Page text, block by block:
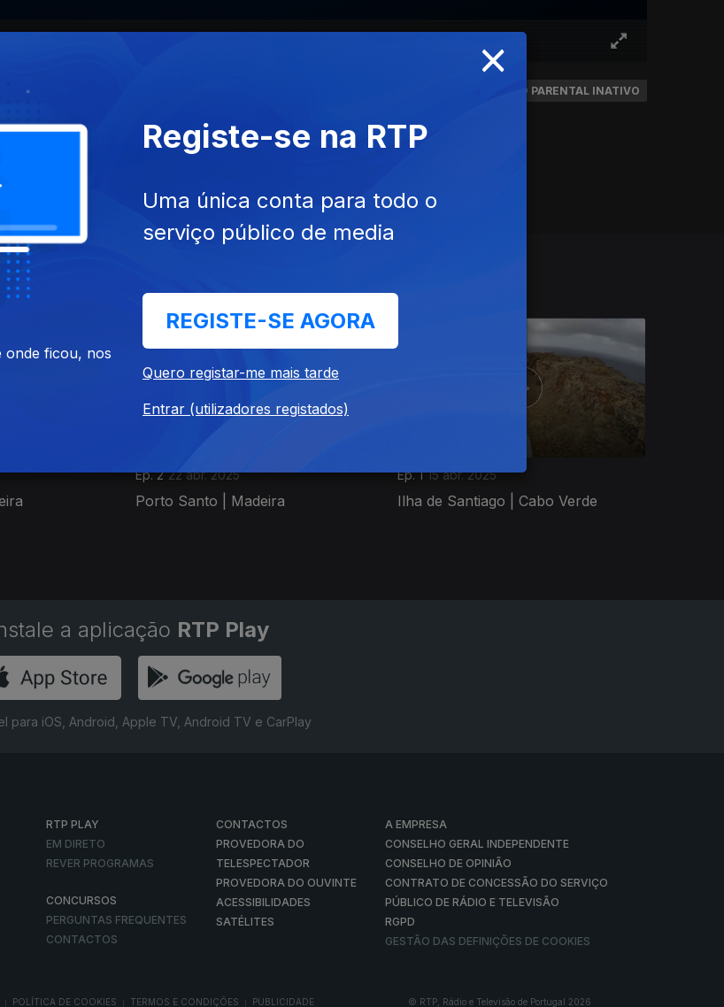
CONTROLO PARENTAL INATIVO
Ep. 2 22 abr. 2025
Porto Santo | Madeira
Ep. 1 15 abr. 2025
Ilha de Santiago | Cabo Verde
a aplicação RTP Play
para iOS, Android, Apple TV, Android TV e CarPlay
RTP PLAY
EM DIRETO
REVER PROGRAMAS
CONCURSOS
PERGUNTAS FREQUENTES
CONTACTOS
CONTACTOS
PROVEDORA DO
TELESPECTADOR
PROVEDORA DO OUVINTE
ACESSIBILIDADES
SATÉLITES
A EMPRESA
CONSELHO GERAL INDEPENDENTE
CONSELHO DE OPINIÃO
CONTRATO DE CONCESSÃO DO SERVIÇO
PÚBLICO DE RÁDIO E TELEVISÃO
RGPD
GESTÃO DAS DEFINIÇÕES DE COOKIES
POLÍTICA DE COOKIES TERMOS E CONDIÇÕES PUBLICIDADE © RTP, Rádio e Televisão de Portugal 2026
×
onde ficou, nos
Registe-se na RTP
Uma única conta para todo o
serviço público de media
REGISTE-SE AGORA
Quero registar-me mais tarde
Entrar (utilizadores registados)